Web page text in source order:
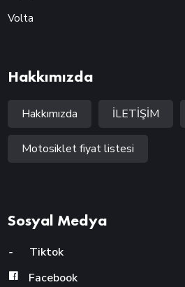
Volta
Hakkımızda
Hakkımızda İLETİŞİM
Motosiklet fiyat listesi
Sosyal Medya
-
Tiktok
Facebook